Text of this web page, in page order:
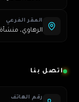
المقر الفرعي
الرهاوي،
اتصل بنا
رقم الهاتف